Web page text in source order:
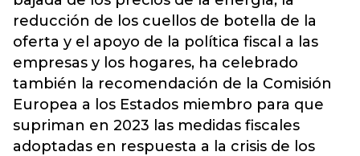
reducción de los cuellos de botella de la
oferta y el apoyo de la política fiscal a las
empresas y los hogares, ha celebrado
también la recomendación de la Comisión
Europea a los Estados miembro para que
supriman en 2023 las medidas fiscales
adoptadas en respuesta a la crisis de los